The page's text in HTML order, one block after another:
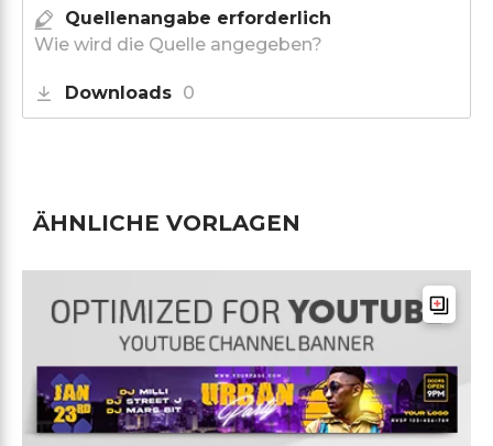
Quellenangabe erforderlich
Wie wird die Quelle angegeben?
Downloads 0
ÄHNLICHE VORLAGEN